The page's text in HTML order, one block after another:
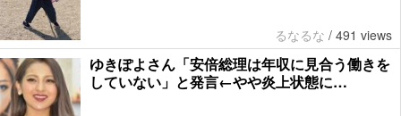
るなるな / 491 views
ゆきぽよさん「安倍総理は年収に見合う働きを
していない」と発言←やや炎上状態に…